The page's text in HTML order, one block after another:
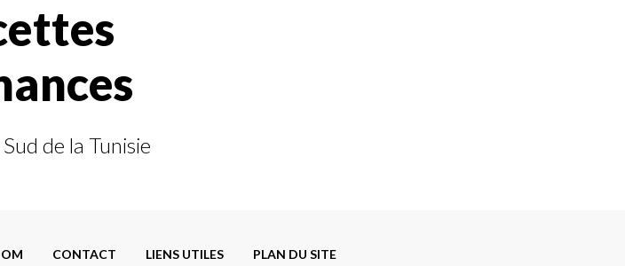
de la Tunisie
CONTACT LIENS UTILES PLAN DU SITE